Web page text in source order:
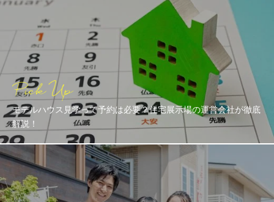
モデルハウス見学って予約は必要？住宅展示場の運営会社が徹底
解説！